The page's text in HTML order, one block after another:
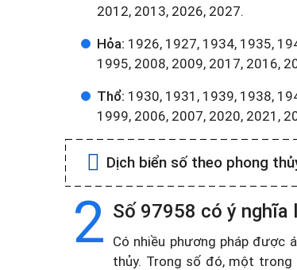
2012, 2013, 2026, 2027.
Hỏa: 1926, 1927, 1934, 1935,
1995, 2008, 2009, 2017, 2016,
Thổ: 1930, 1931, 1939, 1938,
1999, 2006, 2007, 2020, 2021,
Dịch biển số theo phong
2 Số 97958 có ý nghĩa
Có nhiều phương pháp được
thủy. Trong số đó, một trong